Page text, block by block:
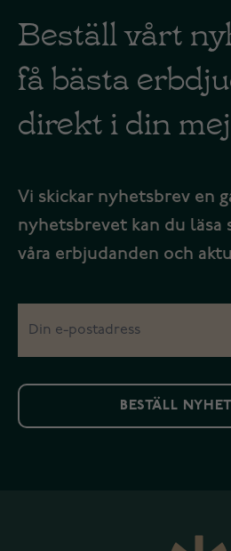
Beställ vårt
få bästa
direkt i din
Vi skickar nyhetsbrev en
nyhetsbrevet kan du läsa
våra erbjudanden och
BESTÄLL